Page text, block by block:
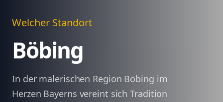
Welcher Standort
Böbing
In der malerischen Region Böbing im
Herzen Bayerns vereint sich Tradition